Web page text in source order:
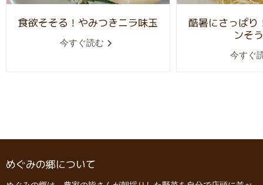
食欲そそる！やみつきニラ味玉
今すぐ読む
酷暑にさっぱり
ンそ
今すぐ
めぐみの郷について